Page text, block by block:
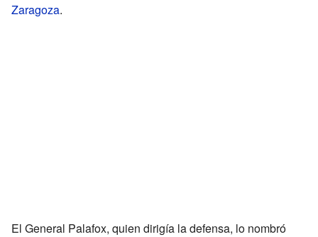
Zaragoza.
El General Palafox, quien dirigía la defensa, lo nombró